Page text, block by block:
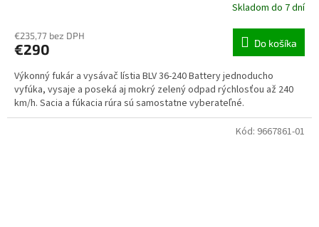
Skladom do 7 dní
€235,77 bez DPH
€290 Do košíka
Výkonný fukár a vysávač lístia BLV 36-240 Battery jednoducho
vyfúka, vysaje a poseká aj mokrý zelený odpad rýchlosťou až 240
km/h. Sacia a fúkacia rúra sú samostatne vyberateľné.
Kód: 9667861-01